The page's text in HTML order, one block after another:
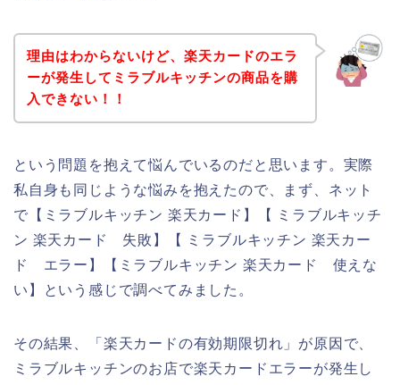
理由はわからないけど、楽天カードのエラ
ーが発生してミラブルキッチンの商品を購
入できない！！
という問題を抱えて悩んでいるのだと思います。実際
私自身も同じような悩みを抱えたので、まず、ネット
で【ミラブルキッチン 楽天カード】【 ミラブルキッチ
ン 楽天カード 失敗】【 ミラブルキッチン 楽天カー
ド エラー】【ミラブルキッチン 楽天カード 使えな
い】という感じで調べてみました。
その結果、「楽天カードの有効期限切れ」が原因で、
ミラブルキッチンのお店で楽天カードエラーが発生し